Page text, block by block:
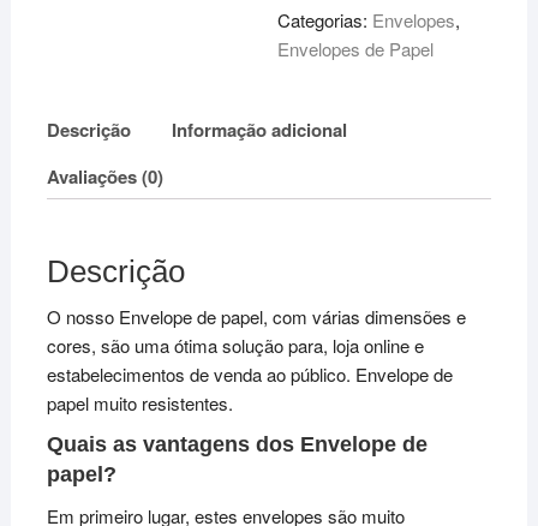
-
Vários
Com
Categorias: Envelopes,
Envelopes de Papel
Descrição
Informação adicional
Avaliações (0)
Descrição
O nosso Envelope de papel, com várias dimensões e
cores, são uma ótima solução para, loja online e
estabelecimentos de venda ao público. Envelope de
papel muito resistentes.
Quais as vantagens dos Envelope de
papel?
Em primeiro lugar, estes envelopes são muito